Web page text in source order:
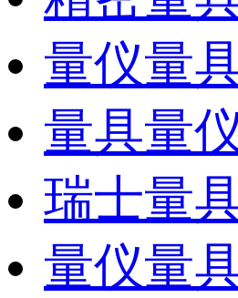
量仪量
量具量
瑞士量
量仪量